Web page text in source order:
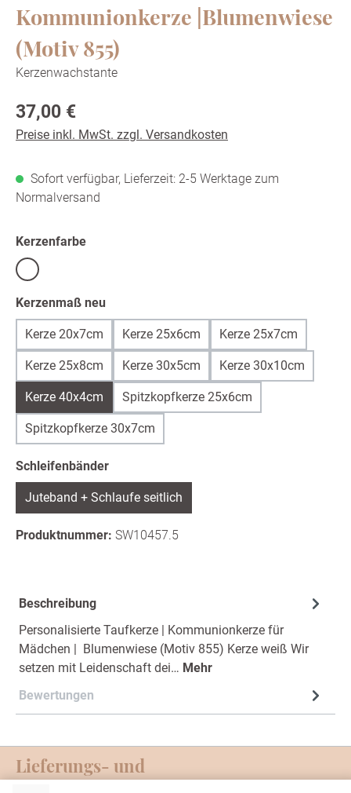
Kommunionkerze |Blumenwiese
(Motiv 855)
Kerzenwachstante
Regulärer Preis:
37,00 €
Preise inkl. MwSt. zzgl. Versandkosten
Sofort verfügbar, Lieferzeit: 2-5 Werktage zum
Normalversand
Kerzenfarbeauswählen
Weiß
Kerzenmaß neu
Kerze 20x7cm Kerze 25x6cm Kerze 25x7cm
Kerze 25x8cm Kerze 30x5cm Kerze 30x10cm
Kerze 40x4cm Spitzkopfkerze 25x6cm
Spitzkopfkerze 30x7cm
Schleifenbänderauswählen
Juteband + Schlaufe seitlich
Produktnummer: SW10457.5
Beschreibung
Personalisierte Taufkerze | Kommunionkerze für
Mädchen | Blumenwiese (Motiv 855) Kerze weiß Wir
setzen mit Leidenschaft dei… Mehr
Bewertungen
Lieferungs- und